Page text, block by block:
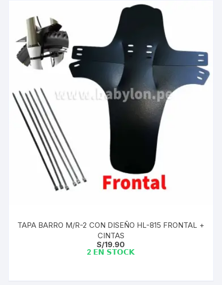
TAPA BARRO M/R-2 CON DISEÑO HL-815 FRONTAL +
CINTAS
S/19.90
2 𝗘𝗡 𝗦𝗧𝗢𝗖𝗞